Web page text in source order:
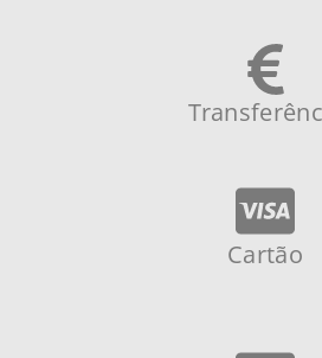
Cartão